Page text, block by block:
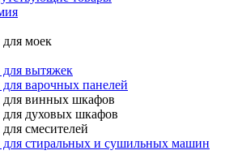
моек
вытяжек
варочных панелей
для винных шкафов
для духовых шкафов
смесителей
для стиральных и сушильных машин